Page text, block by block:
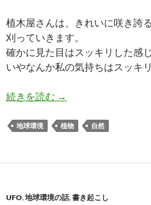
植木屋さんは、きれいに咲き誇
刈っていきます。
確かに見た目はスッキリした感
いやなんか私の気持ちはスッキ
続きを読む 戦うことをやめて調
→
地球環境 植物 自然
UFO,地球環境の話,書き起こし